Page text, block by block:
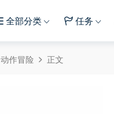
全部分类 任务
动作冒险 正文